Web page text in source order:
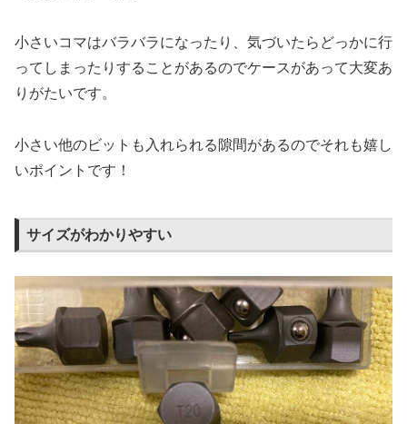
小さいコマはバラバラになったり、気づいたらどっかに行
ってしまったりすることがあるのでケースがあって大変あ
りがたいです。
小さい他のビットも入れられる隙間があるのでそれも嬉し
いポイントです！
サイズがわかりやすい